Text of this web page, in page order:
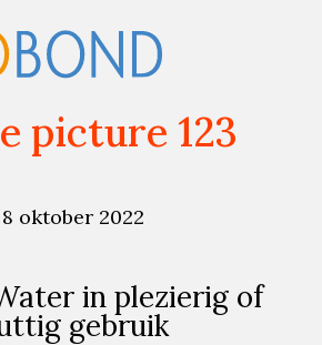
picture 123
8 oktober 2022
in plezierig of
gebruik